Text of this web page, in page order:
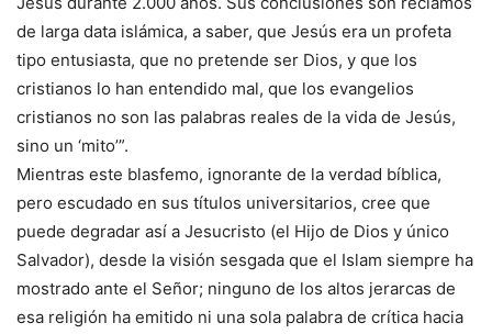
de larga data islámica, a saber, que Jesús era un profeta
tipo entusiasta, que no pretende ser Dios, y que los
cristianos lo han entendido mal, que los evangelios
cristianos no son las palabras reales de la vida de Jesús,
sino un ‘mito’”.
Mientras este blasfemo, ignorante de la verdad bíblica,
pero escudado en sus títulos universitarios, cree que
puede degradar así a Jesucristo (el Hijo de Dios y único
Salvador), desde la visión sesgada que el Islam siempre ha
mostrado ante el Señor; ninguno de los altos jerarcas de
esa religión ha emitido ni una sola palabra de crítica hacia